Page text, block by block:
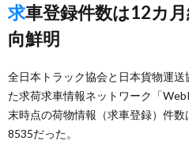
求車登録件数は12カ月続けて増加、回復傾
向鮮明
全日本トラック協会と日本貨物運
た求荷求車情報ネットワーク「
末時点の荷物情報（求車登録）件
8535だった。